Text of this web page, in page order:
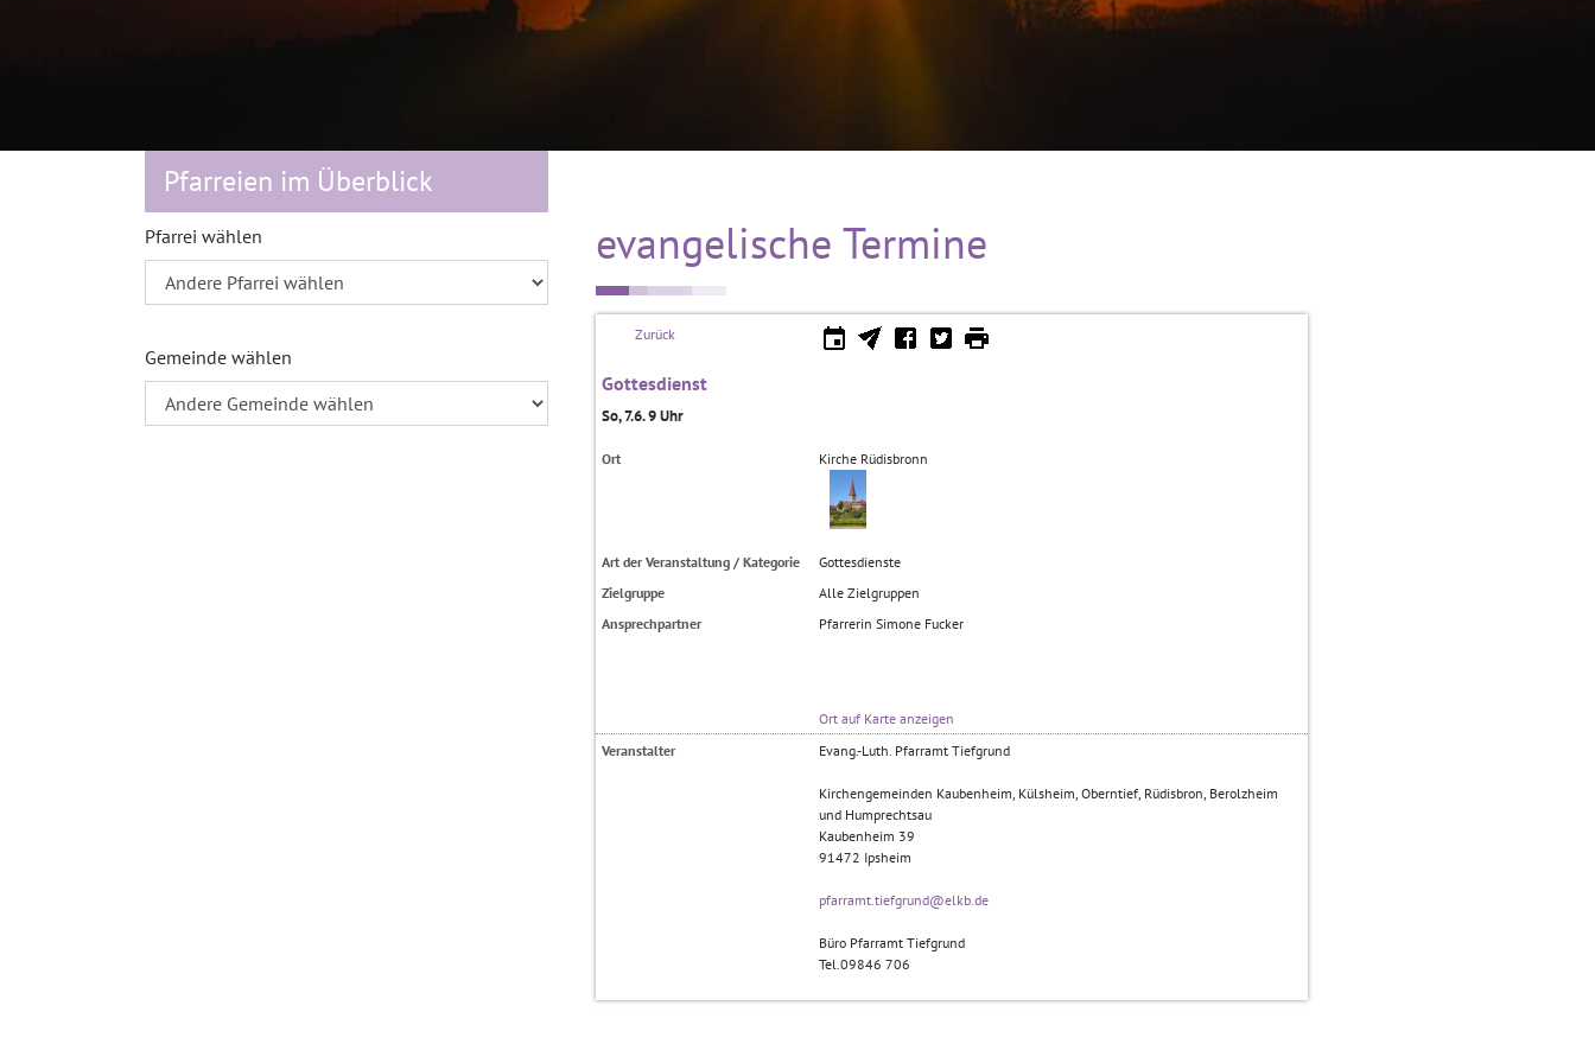
Pfarreien im Überblick
Pfarrei wählen
Gemeinde wählen
evangelische Termine
Zurück
Gottesdienst
So, 7.6. 9 Uhr
Ort Kirche Rüdisbronn
Art der Veranstaltung / Kategorie
Gottesdienste
Zielgruppe
Alle Zielgruppen
Ansprechpartner
Pfarrerin Simone Fucker
Ort auf Karte anzeigen
Veranstalter
Evang.-Luth. Pfarramt Tiefgrund
Kirchengemeinden Kaubenheim, Külsheim, Oberntief, Rüdisbron, Berolzheim
und Humprechtsau
Kaubenheim 39
91472 Ipsheim
pfarramt.tiefgrund@elkb.de
Büro Pfarramt Tiefgrund
Tel.09846 706